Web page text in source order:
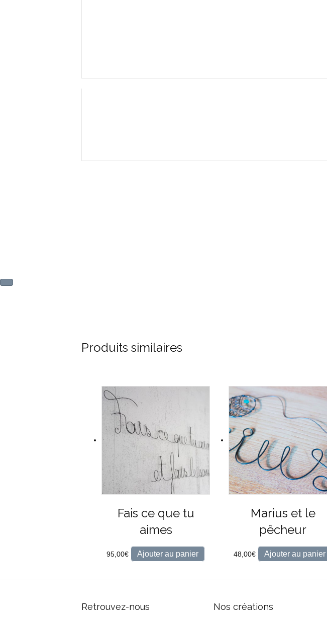
Produits similaires
Fais ce que tu
aimes
95,00€ Ajouter au panier
Marius et le
pêcheur
48,00€ Ajouter au panier
Retrouvez-nous Nos créations